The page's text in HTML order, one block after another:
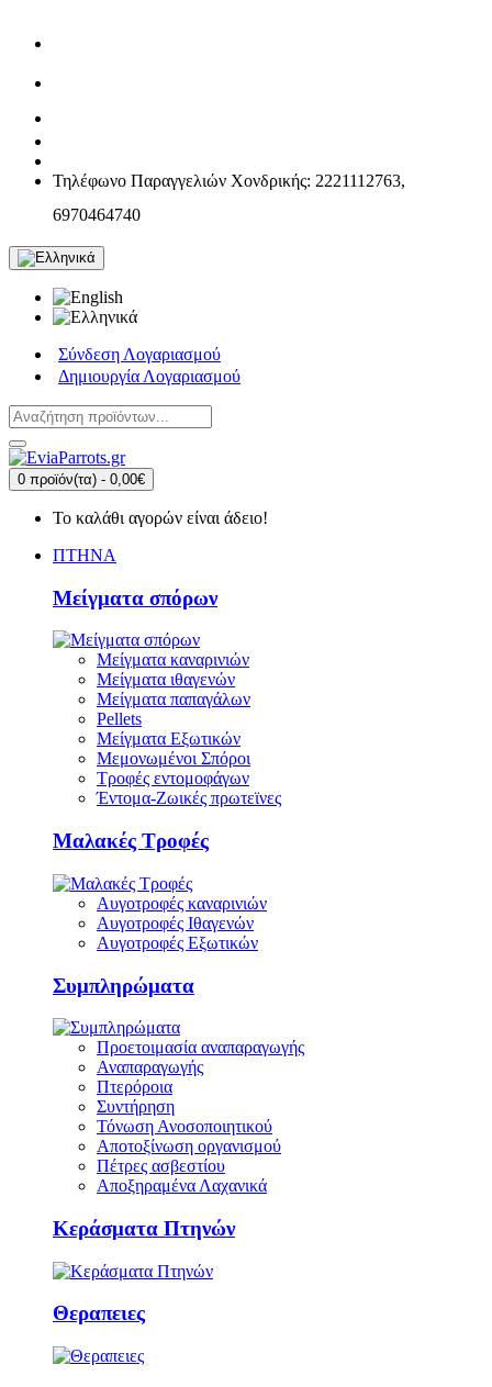
Τηλέφωνο Παραγγελιών Χονδρικής: 2221112763,
6970464740
Σύνδεση Λογαριασμού
Δημιουργία Λογαριασμού
0 προϊόν(τα) - 0,00€
Το καλάθι αγορών είναι άδειο!
ΠΤΗΝΑ
Μείγματα σπόρων
Μείγματα καναρινιών
Μείγματα ιθαγενών
Μείγματα παπαγάλων
Pellets
Μείγματα Εξωτικών
Μεμονωμένοι Σπόροι
Τροφές εντομοφάγων
Έντομα-Ζωικές πρωτεϊνες
Μαλακές Τροφές
Αυγοτροφές καναρινιών
Αυγοτροφές Ιθαγενών
Αυγοτροφές Εξωτικών
Συμπληρώματα
Προετοιμασία αναπαραγωγής
Αναπαραγωγής
Πτερόροια
Συντήρηση
Τόνωση Ανοσοποιητικού
Αποτοξίνωση οργανισμού
Πέτρες ασβεστίου
Αποξηραμένα Λαχανικά
Κεράσματα Πτηνών
Θεραπειες